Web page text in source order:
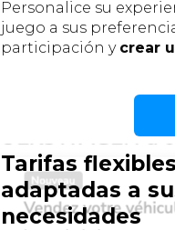
Personalice su
juego a sus
participación y crear
Tarifas flexibles
adaptadas a
necesidades